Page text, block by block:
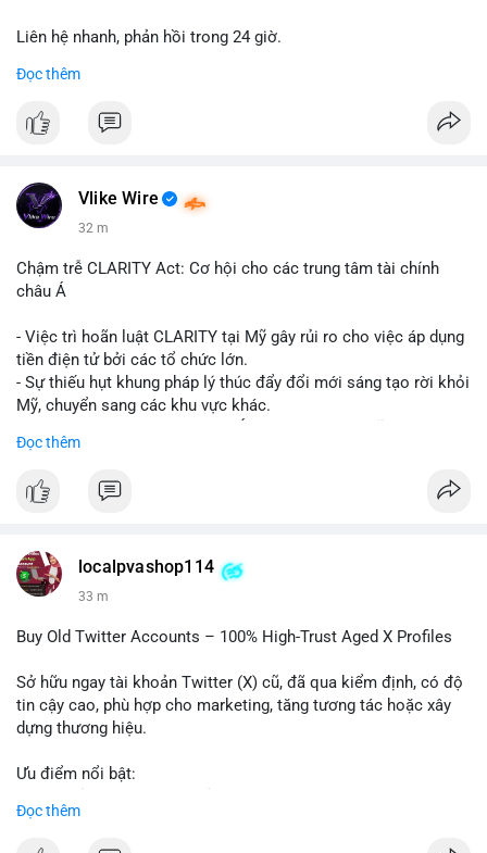
Liên hệ nhanh, phản hồi trong 24 giờ.
📞 WhatsApp: +1 660 215-8938
Đọc thêm
Vlike Wire
32 m
Chậm trễ CLARITY Act: Cơ hội cho các trung tâm tài chính
châu Á
- Việc trì hoãn luật CLARITY tại Mỹ gây rủi ro cho việc áp dụng
tiền điện tử bởi các tổ chức lớn.
- Sự thiếu hụt khung pháp lý thúc đẩy đổi mới sáng tạo rời khỏi
Mỹ, chuyển sang các khu vực khác.
trường khi Mỹ còn đang lúng túng về luật pháp.
#binancesquare #blockchain
#vlikevn #titanbot
📰 Nguồn: Cointelegraph
Đọc thêm
localpvashop114
33 m
Buy Old Twitter Accounts – 100% High-Trust Aged X Profiles
Sở hữu ngay tài khoản Twitter (X) cũ, đã qua kiểm định, có độ
tin cậy cao, phù hợp cho marketing, tăng tương tác hoặc xây
dựng thương hiệu.
Ưu điểm nổi bật:
- Hồ sơ hoàn chỉnh, giảm nguy cơ bị khóa
Đọc thêm